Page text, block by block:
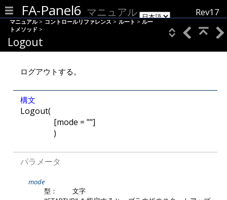
FA-Panel6 マニュアル Rev17